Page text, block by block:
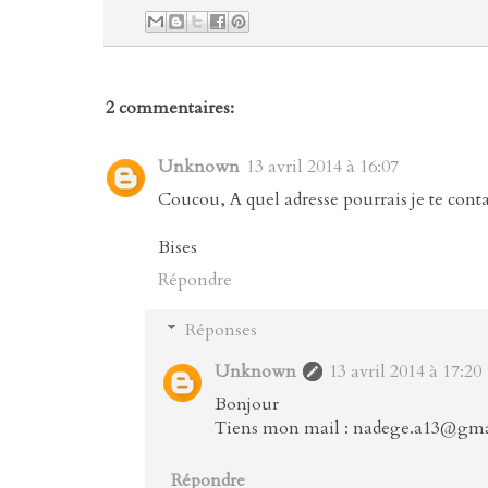
2 commentaires:
Unknown 13 avril 2014 à 16:07
Coucou, A quel adresse pourrais je te
Bises
Répondre
Réponses
Unknown
13 avril 2014 à 17:20
Bonjour
Tiens mon mail :
Répondre